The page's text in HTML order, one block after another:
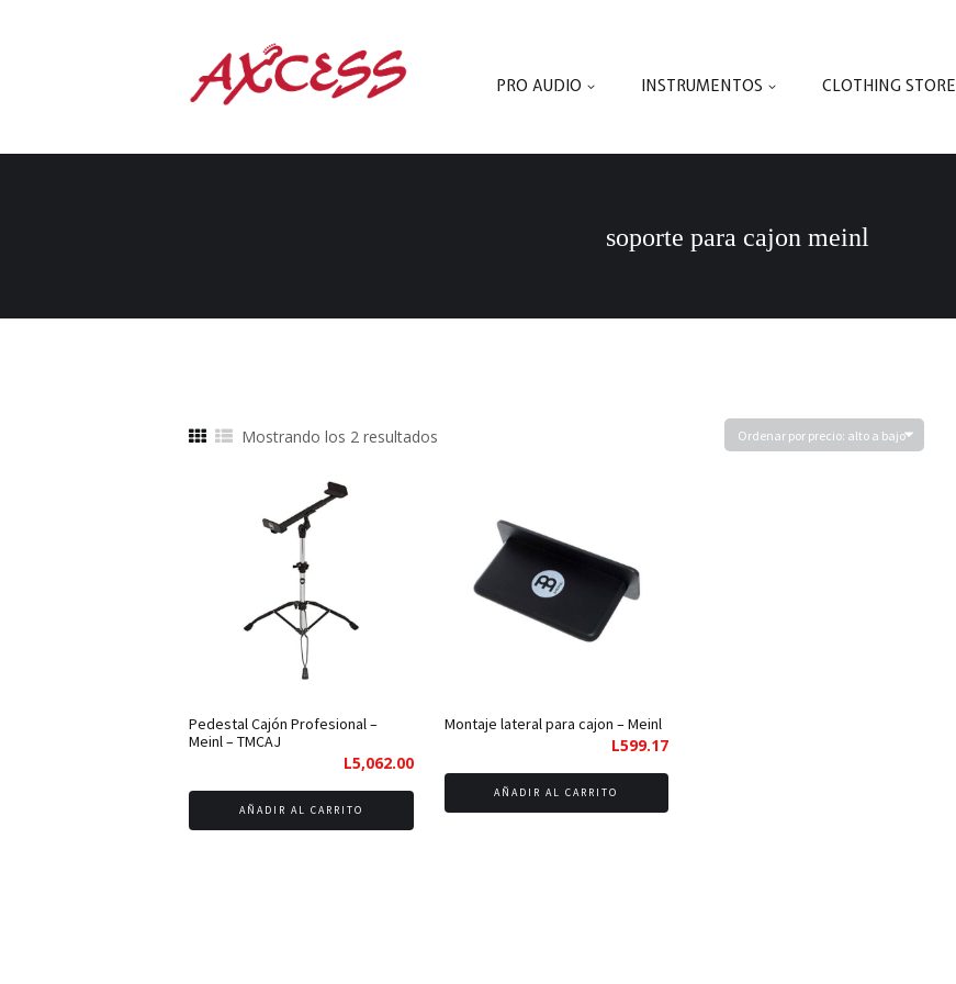
PRO AUDIO INSTRUMENTOS CLOTHING STORE
soporte para cajon meinl
Mostrando los 2 resultadosOrdenado
Pedestal Cajón Profesional –
Meinl – TMCAJ
L5,062.00
AÑADIR AL CARRITO
Montaje lateral para cajon – Meinl
L599.17
AÑADIR AL CARRITO